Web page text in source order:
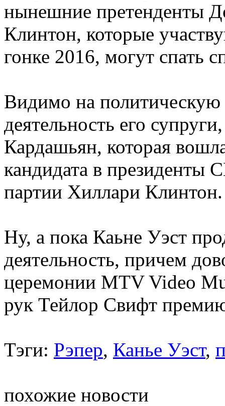
нынешние претенденты
Клинтон, которые
гонке 2016, могут спать
Видимо на политическую
деятельность его
Кардашьян, которая
кандидата в президенты
партии Хиллари Клинтон.
Ну, а пока Каьне Уэст
деятельность, причем
церемонии MTV Video
рук Тейлор Свифт
Тэги: Рэпер, Канье Уэст,
похожие новости